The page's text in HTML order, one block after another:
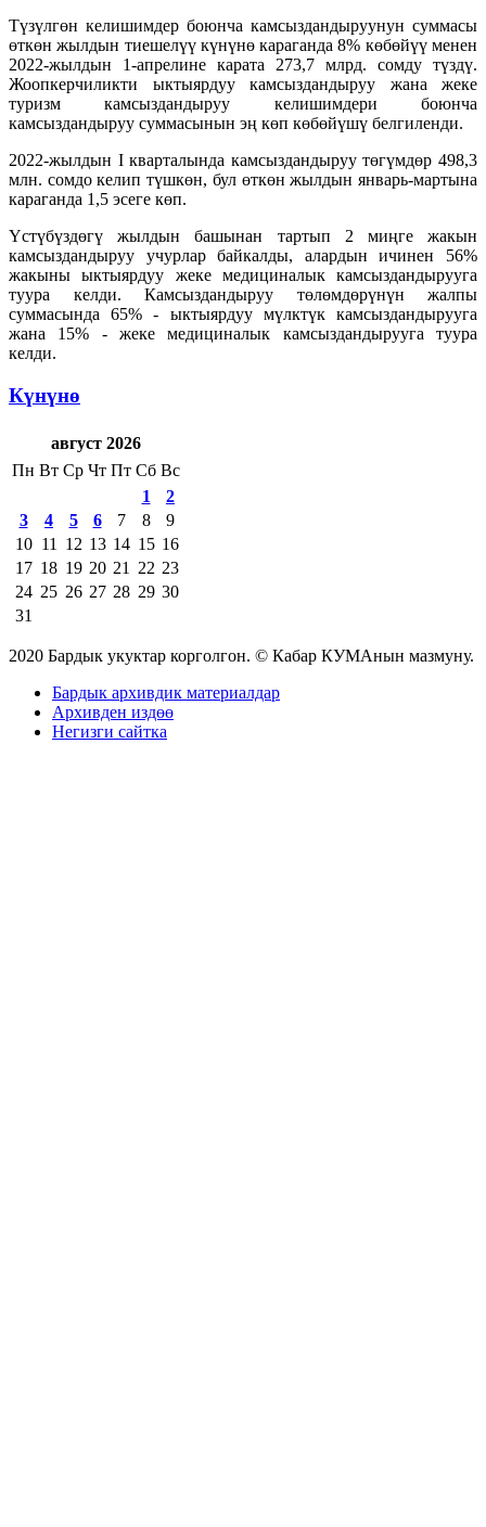
Түзүлгөн келишимдер боюнча камсыздандыруунун суммасы
өткөн жылдын тиешелүү күнүнө караганда 8% көбөйүү менен
2022-жылдын 1-апрелине карата 273,7 млрд. сомду түздү.
Жоопкерчиликти ыктыярдуу камсыздандыруу жана жеке
туризм камсыздандыруу келишимдери боюнча
камсыздандыруу суммасынын эң көп көбөйүшү белгиленди.
2022-жылдын I кварталында камсыздандыруу төгүмдөр 498,3
млн. сомдо келип түшкөн, бул өткөн жылдын январь-мартына
караганда 1,5 эсеге көп.
Үстүбүздөгү жылдын башынан тартып 2 миңге жакын
камсыздандыруу учурлар байкалды, алардын ичинен 56%
жакыны ыктыярдуу жеке медициналык камсыздандырууга
туура келди. Камсыздандыруу төлөмдөрүнүн жалпы
суммасында 65% - ыктыярдуу мүлктүк камсыздандырууга
жана 15% - жеке медициналык камсыздандырууга туура
келди.
Күнүнө
август 2026
Пн Вт Ср Чт Пт Сб Вс
1
2
3
4 5 6 7 8
9
10 11 12 13 14 15 16
17 18 19 20 21 22 23
24 25 26 27 28 29 30
31
2020 Бардык укуктар корголгон. © Кабар КУМАнын мазмуну.
Бардык архивдик материалдар
Архивден издөө
Негизги сайтка